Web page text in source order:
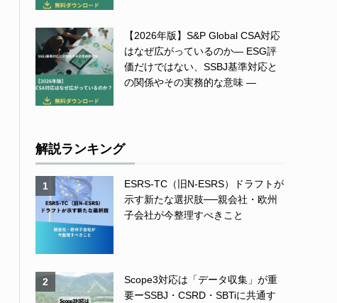
【2026年版】S&P Global CSA対応
はなぜ広がっているのか― ESG評
価だけではない、SSBJ基準対応と
の関係やその実務的な意味 ―
解説ランキング
1
ESRS-TC（旧N-ESRS）ドラフトが
示す新たな選択肢──親会社・欧州
子会社が今整理すべきこと
2
Scope3対応は「データ収集」が重
要ーSSBJ・CSRD・SBTiに共通す